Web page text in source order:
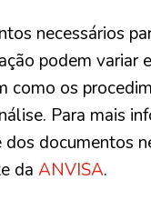
necessários
podem variar
como os
Para mais
dos documentos
da ANVISA.